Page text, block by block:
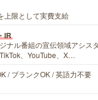
上限として実費支給
IR
ナル番組の宣伝領域アシス
、YouTube、X…
/ ブランクOK / 英語力不要